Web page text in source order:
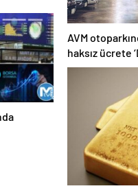
AVM
haksız ücrete
denildi